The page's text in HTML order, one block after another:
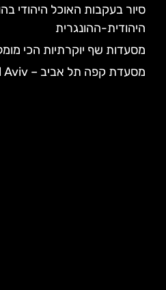
סיור בעקבות האוכל היהודי
היהודית-ההונגרית
מסעדות שף יוקרתיות הכי
מסעדת קפה תל אביב – Café Tel Aviv כשרה